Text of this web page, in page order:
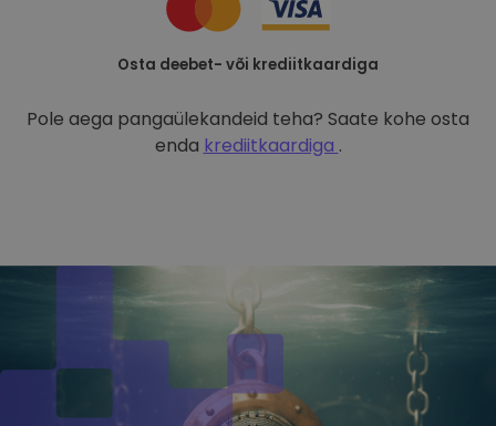
Osta deebet- või krediitkaardiga
Pole aega pangaülekandeid teha? Saate kohe osta
enda krediitkaardiga .